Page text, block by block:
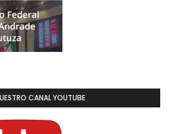
CANAL YOUTUBE